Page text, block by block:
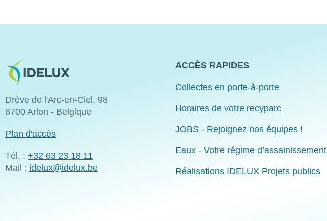
Image
Drève de l'Arc-en-Ciel, 98
6700 Arlon - Belgique
Plan d'accès
Tél. :+32 63 23 18 11
Mail : idelux@idelux.be
ACCÈS RAPIDES
Collectes en porte-à-porte
Horaires de votre recyparc
JOBS - Rejoignez nos équipes !
Eaux - Votre régime d’assainissement
Réalisations IDELUX Projets publics